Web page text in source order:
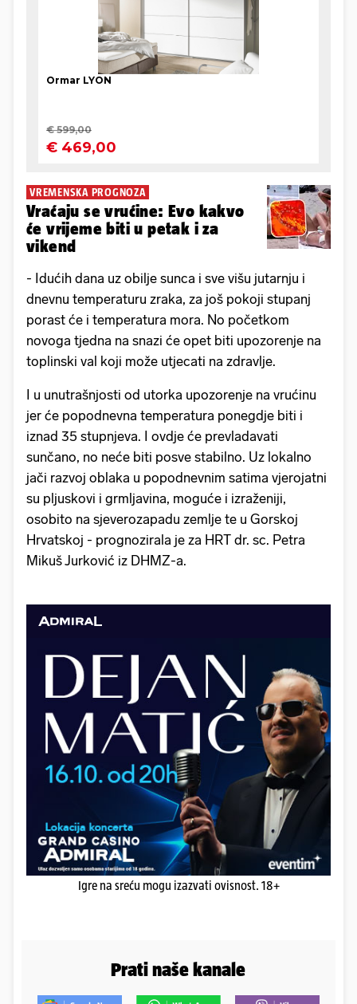
VREMENSKA PROGNOZA
Vraćaju se vrućine: Evo kakvo
će vrijeme biti u petak i za
vikend
- Idućih dana uz obilje sunca i sve višu jutarnju i
dnevnu temperaturu zraka, za još pokoji stupanj
porast će i temperatura mora. No početkom
novoga tjedna na snazi će opet biti upozorenje na
toplinski val koji može utjecati na zdravlje.
I u unutrašnjosti od utorka upozorenje na vrućinu
jer će popodnevna temperatura ponegdje biti i
iznad 35 stupnjeva. I ovdje će prevladavati
sunčano, no neće biti posve stabilno. Uz lokalno
jači razvoj oblaka u popodnevnim satima vjerojatni
su pljuskovi i grmljavina, moguće i izraženiji,
osobito na sjeverozapadu zemlje te u Gorskoj
Hrvatskoj - prognozirala je za HRT dr. sc. Petra
Mikuš Jurković iz DHMZ-a.
Igre na sreću mogu izazvati ovisnost. 18+
Prati naše kanale